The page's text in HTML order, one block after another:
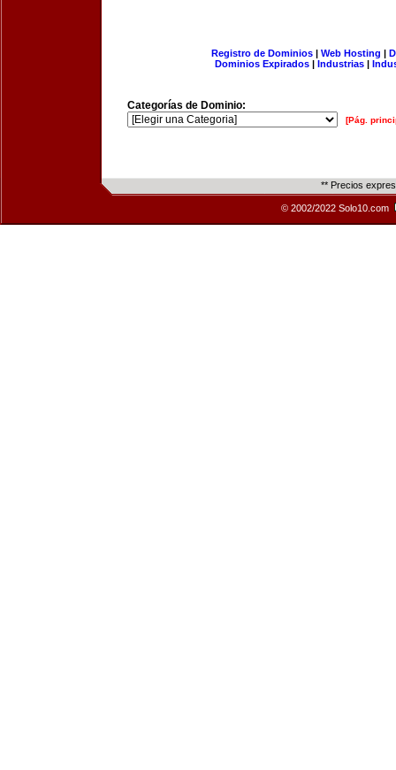
Registro de Dominios| Web Hosting |
Dominios Expirados | Industrias |
Categorías de Dominio:
[Pág.
** Precios
© 2002/2022 Solo10.com